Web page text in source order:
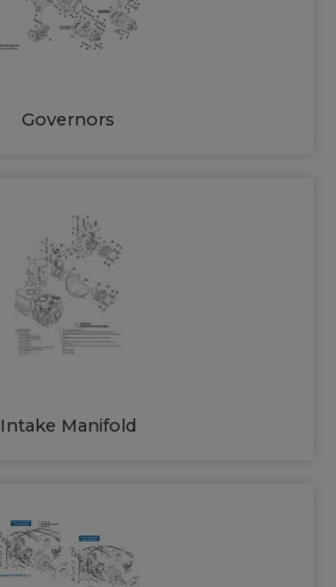
Governors
Intake Manifold